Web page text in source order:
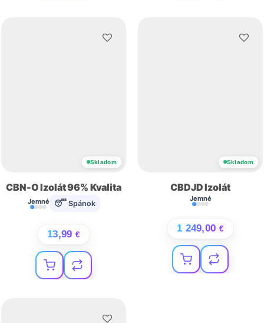
Skladom
CBN-O Izolát 96% Kvalita
Jemné 😴 Spánok
13,99 €
Skladom
CBDJD Izolát
Jemné
1 249,00 €